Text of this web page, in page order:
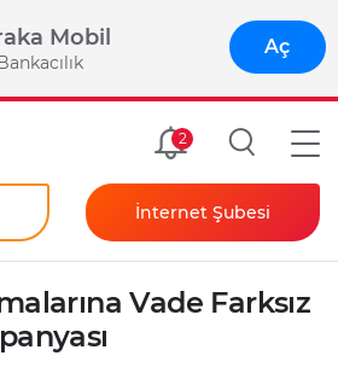
Mobil Aç
Size Özel
2
İnternet Şubesi
Bireysel
Kurumsal
Vade Farksız